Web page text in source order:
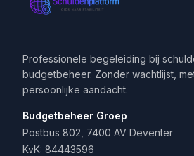
Professionele begeleiding bij
budgetbeheer. Zonder wachtlijst,
persoonlijke aandacht.
Budgetbeheer Groep
Postbus 802, 7400 AV Deventer
KvK: 84443596